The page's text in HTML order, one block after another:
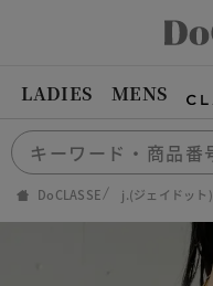
LADIES MENS
DoCLASSE j.(ジェイドット)